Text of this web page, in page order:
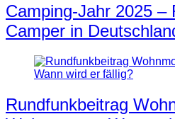
Camping-Jahr 2025 –
Camper in
Rundfunkbeitrag